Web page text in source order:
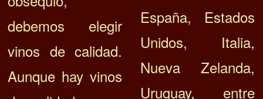
debemos elegir
vinos de calidad.
Aunque hay vinos
España, Estados
Unidos, Italia,
Nueva Zelanda,
Uruguay, entre